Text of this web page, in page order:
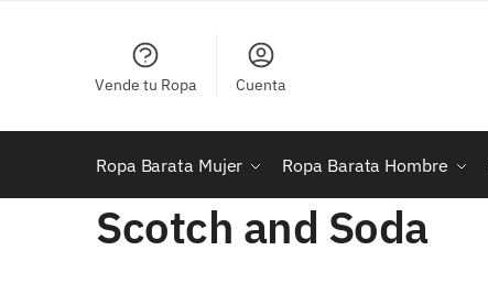
Vende tu Ropa Cuenta
Ropa Barata Mujer Ropa Barata Hombre
Scotch and Soda